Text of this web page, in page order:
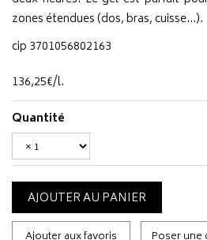
zones étendues (dos, bras, cuisse…).
cip 3701056802163
136,25€/l.
Quantité
AJOUTER AU PANIER